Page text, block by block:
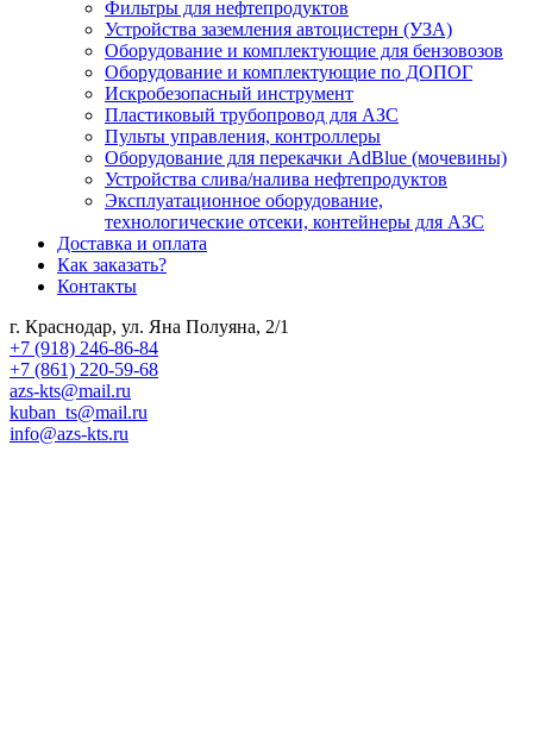
Фильтры для нефтепродуктов
Устройства заземления автоцистерн (УЗА)
Оборудование и комплектующие для бензовозов
Оборудование и комплектующие по ДОПОГ
Искробезопасный инструмент
Пластиковый трубопровод для АЗС
Пульты управления, контроллеры
Оборудование для перекачки AdBlue (мочевины)
Устройства слива/налива нефтепродуктов
Эксплуатационное оборудование,
технологические отсеки, контейнеры для АЗС
Доставка и оплата
Как заказать?
Контакты
г. Краснодар, ул. Яна Полуяна, 2/1
+7 (918) 246-86-84
+7 (861) 220-59-68
azs-kts@mail.ru
kuban_ts@mail.ru
info@azs-kts.ru